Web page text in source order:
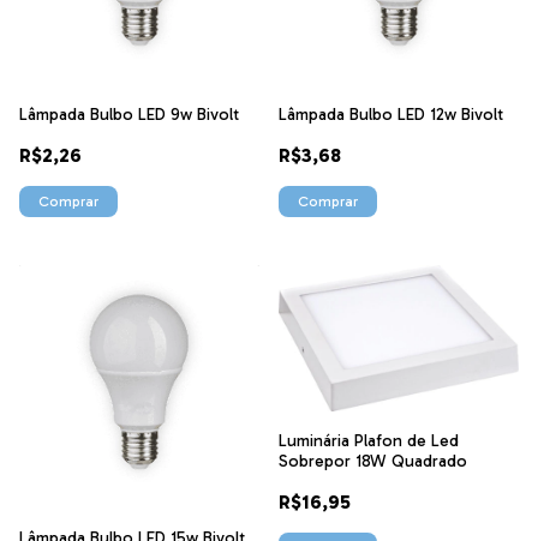
Lâmpada Bulbo LED 9w Bivolt
R$2,26
Comprar
Lâmpada Bulbo LED 12w Bivolt
R$3,68
Comprar
Luminária Plafon de Led
Sobrepor 18W Quadrado
R$16,95